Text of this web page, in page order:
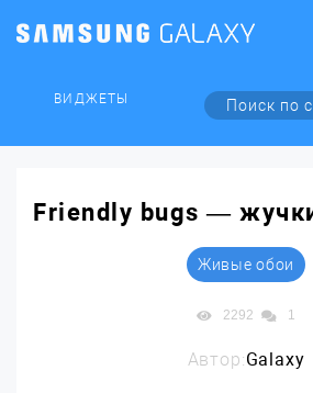
ВИДЖЕТЫ
Friendly bugs —
Живые обои
2292 1
Автор:Galaxy